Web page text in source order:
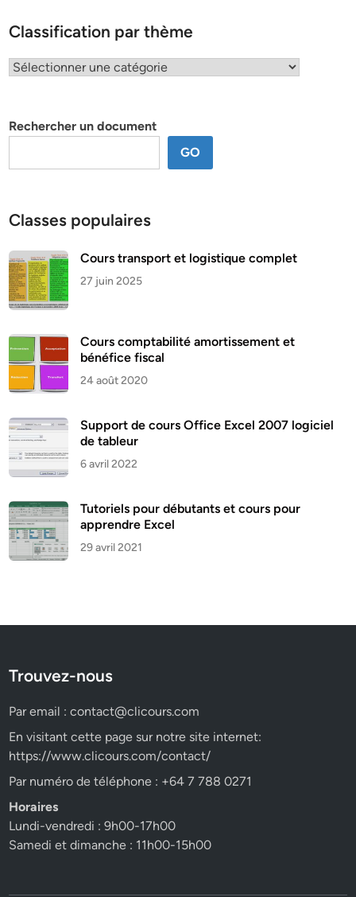
Classification par thème
Classification
Rechercher un document
GO
Classes populaires
Cours transport et logistique complet
27 juin 2025
Cours comptabilité amortissement et
bénéfice fiscal
24 août 2020
Support de cours Office Excel 2007 logiciel
de tableur
6 avril 2022
Tutoriels pour débutants et cours pour
apprendre Excel
29 avril 2021
Trouvez-nous
Par email :contact@clicours.com
En visitant cette page sur notre site internet:
https://www.clicours.com/contact/
Par numéro de téléphone : +64 7 788 0271
Horaires
Lundi-vendredi : 9h00-17h00
Samedi et dimanche : 11h00-15h00